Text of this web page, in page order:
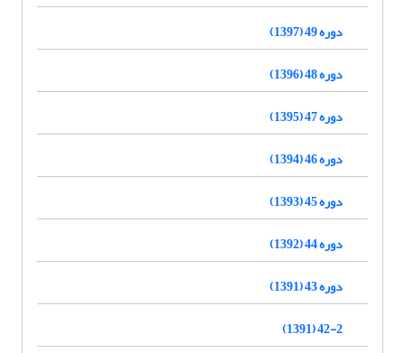
دوره 49 (1397)
دوره 48 (1396)
دوره 47 (1395)
دوره 46 (1394)
دوره 45 (1393)
دوره 44 (1392)
دوره 43 (1391)
42-2 (1391)